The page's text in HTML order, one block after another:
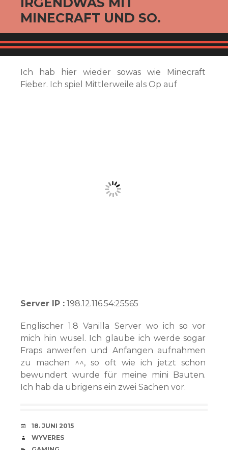
MINECRAFT UND SO.
Ich hab hier wieder sowas wie Minecraft
Fieber. Ich spiel Mittlerweile als Op auf
Server IP : 198.12.116.54:25565
Englischer 1.8 Vanilla Server wo ich so vor
mich hin wusel. Ich glaube ich werde sogar
Fraps anwerfen und Anfangen aufnahmen
zu machen ^^, so oft wie ich jetzt schon
bewundert wurde für meine mini Bauten.
Ich hab da übrigens ein zwei Sachen vor.
VERABREDUNG
18. JUNI 2015
VERFASSER
WYVERES